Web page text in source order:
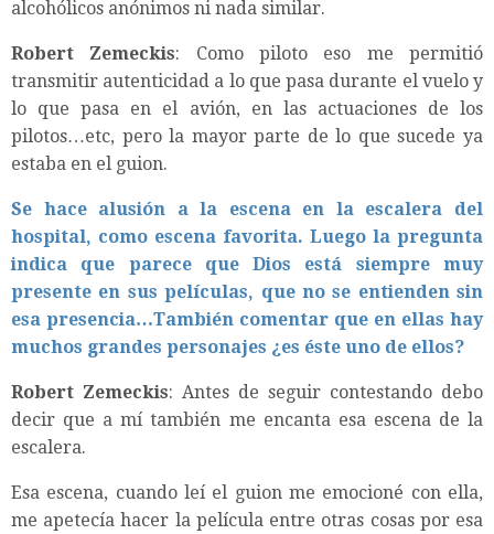
alcohólicos anónimos ni nada similar.
Robert Zemeckis: Como piloto eso me permitió
transmitir autenticidad a lo que pasa durante el vuelo y
lo que pasa en el avión, en las actuaciones de los
pilotos…etc, pero la mayor parte de lo que sucede ya
estaba en el guion.
Se hace alusión a la escena en la escalera del
hospital, como escena favorita. Luego la pregunta
indica que parece que Dios está siempre muy
presente en sus películas, que no se entienden sin
esa presencia…También comentar que en ellas hay
muchos grandes personajes ¿es éste uno de ellos?
Robert Zemeckis: Antes de seguir contestando debo
decir que a mí también me encanta esa escena de la
escalera.
Esa escena, cuando leí el guion me emocioné con ella,
me apetecía hacer la película entre otras cosas por esa